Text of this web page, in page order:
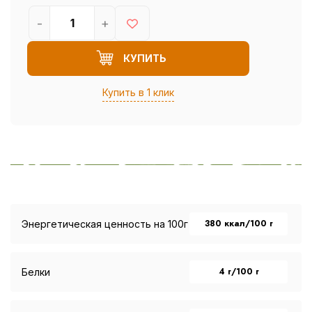
КУПИТЬ
Купить в 1 клик
- +
Энергетическая ценность на 100г 380 ккал/100 г
Белки 4 г/100 г